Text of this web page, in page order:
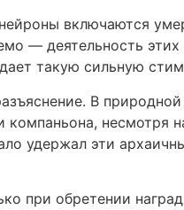
включаются
— деятельность
такую сильную
В
несмотря
удержал эти
при обретении